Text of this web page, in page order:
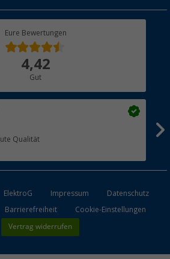
Eure Bewertungen
4,42
Gut
Lieferung, gute Qualität
ElektroG Impressum
Datenschutz
Barrierefreiheit Cookie-Einstellungen
Vertrag widerrufen